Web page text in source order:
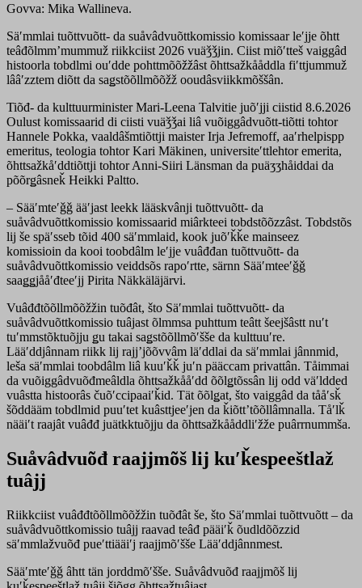
Govva: Mika Wallineva.
Säʹmmlai tuõttvuõtt- da suåvâdvuõttkomissio komissaar leʹjje õhtt
teâđõlmmʼmummuž riikkciist 2026 vuäǯǯjin. Ciist miõʹtteš vaiggâd
histoorla tobdlmi ouʹdde pohttmõõžžâst õhttsažkååddla fiʹttjummuž
lââʹzztem diõtt da saǥstõõllmõõžž ooudâsviikkmõššân.
Tiõđ- da kulttuurminister Mari-Leena Talvitie juõʹjji ciistid 8.6.2026
Oulust komissaarid di ciisti vuäǯǯai liâ vuõiggâdvuõtt-tiõtti tohtor
Hannele Pokka, vaaldâšmtiõttji maister Irja Jefremoff, aaʹrhelpispp
emeritus, teologia tohtor Kari Mäkinen, universiteʹttlehtor emerita,
õhttsažkåʹddtiõttji tohtor Anni-Siiri Länsman da puäʒʒhåiddai da
põõrǥâsneǩ Heikki Paltto.
– Sääʹmteʹǧǧ ääʹjast leekk lääskvânji tuõttvuõtt- da
suåvâdvuõttkomissio komissaarid miârkteei tobdstõõzzâst. Tobdstõs
lij še späʹsseb tõid 400 säʹmmlaid, kook juõʹǩǩe mainseez
komissioin da kooi toobdâlm leʹjje vuâđđan tuõttvuõtt- da
suåvâdvuõttkomissio veiddsõs rapoʹrtte, särnn Sääʹmteeʹǧǧ
saaǥǥjååʹđteeʹjj Pirita Näkkäläjärvi.
Vuâđđtõõllmõõžžin tuõđât, što Säʹmmlai tuõttvuõtt- da
suåvâdvuõttkomissio tuâjast õlmmsa puhttum teâtt šeejšâstt nuʹt
tuʹmmstõktuõjju ǥu takai saǥstõõllmõʹšše da kulttuuʹre.
Lääʹddjânnam riikk lij rajjʼjõõvvâm läʹddlai da säʹmmlai jânnmid,
leša säʹmmlai toobdâlm liâ kuuʹǩǩ juʹn pääccam privattân. Tåimmai
da vuõiggâdvuõđmeâldla õhttsažkååʹdd õõlǥtõssân lij odd väʹldded
vuâstta histoorâs čuõʹccipaaiʹǩid. Tät õõlǥat, što vaiggâd da tååʹsǩ
šõddääm tobdlmid puuʹtet kuâsttjeeʹjen da ǩiõttʼtõõllâmnalla. Tåʹlǩ
nääiʹt raajât vuâđđ juätkktuõjju da õhttsažkååddliʹžže puârrnummša.
Suåvâdvuõđ raajjmõš lij kuʹǩespeeštlaž
tuâjj
Riikkciist vuâđđtõõllmõõžžin tuõđât še, što Säʹmmlai tuõttvuõtt – da
suåvâdvuõttkomissio tuâjj raavad teâđ pääiʹǩ õudldõõzzid
säʹmmlažvuõđ pueʹttiääiʹj raajjmõʹšše Lääʹddjânnmest.
Sääʹmteʹǧǧ âhtt tän jorddmõʹšše. Suåvâdvuõđ raajjmõš lij